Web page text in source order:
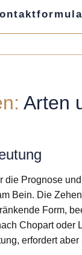
Arten
Prognose
Bein. Die
Form,
Chopart oder
erfordert